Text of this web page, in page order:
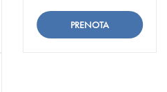
Aggiungi ACCU-
Aggiungi ACCU-
CHEK
INSTANT
Informazioni
su ACCU-
CHEK